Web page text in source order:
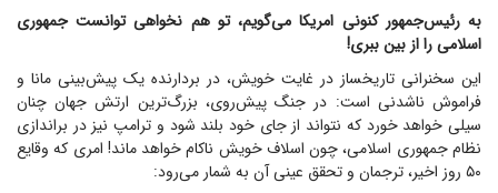
به رئیس‌جمهور کنونی امریکا می‌گویم، تو هم نخواهی توانست جمهوری
اسلامی را از بین ببری!
این سخنرانی تاریخساز در غایت خویش، در بردارنده یک پیش‌بینی مانا و
فراموش ناشدنی است: در جنگ پیش‌روی، بزرگ‌ترین ارتش جهان چنان
سیلی خواهد خورد که نتواند از جای خود بلند شود و ترامپ نیز در براندازی
نظام جمهوری اسلامی، چون اسلاف خویش ناکام خواهد ماند! امری که وقایع
۵۰ روز اخیر، ترجمان و تحقق عینی آن به شمار می‌رود: